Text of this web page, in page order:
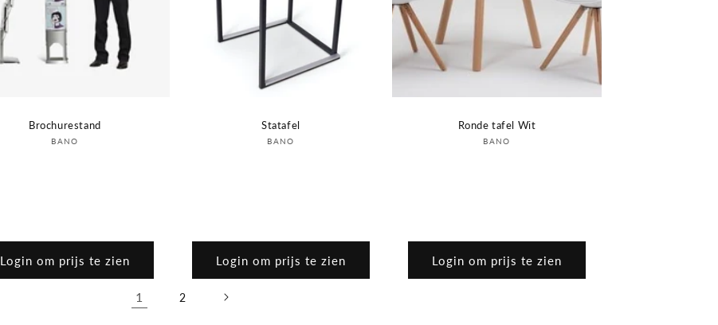
Brochurestand
Verkoper:
BANO
Login om prijs te zien
Statafel
Verkoper:
BANO
Login om prijs te zien
Ronde tafel Wit
Verkoper:
BANO
Login om prijs te zien
1 2